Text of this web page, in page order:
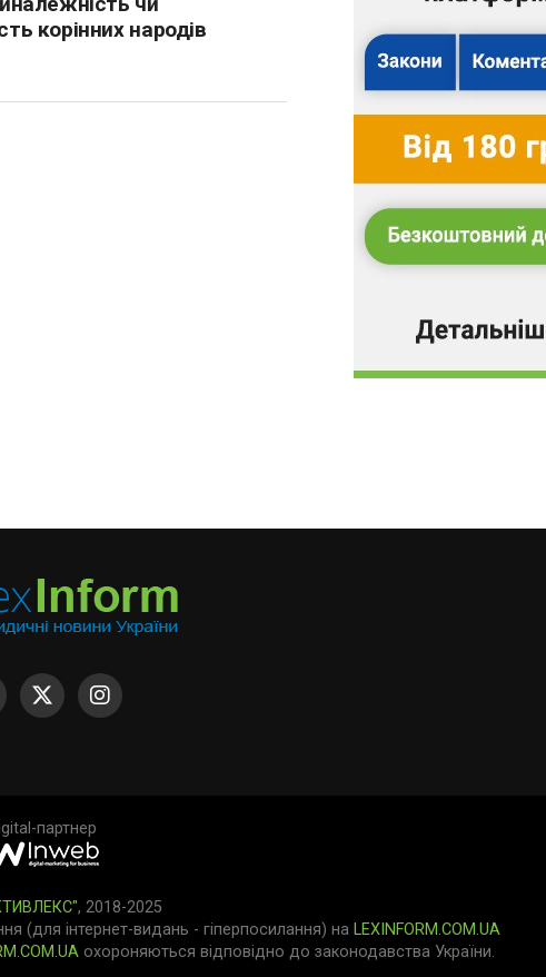
корінних народів
партнер
, 2018-2025
(для інтернет-видань - гіперпосилання) на LEXINFORM.COM.UA
охороняються відповідно до законодавства України.